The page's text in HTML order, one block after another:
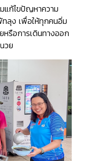
แก้ไขปัญหาความ
ทลุง เพื่อให้ทุกคนอิ่ม
หรือการเดินทางออก
วย